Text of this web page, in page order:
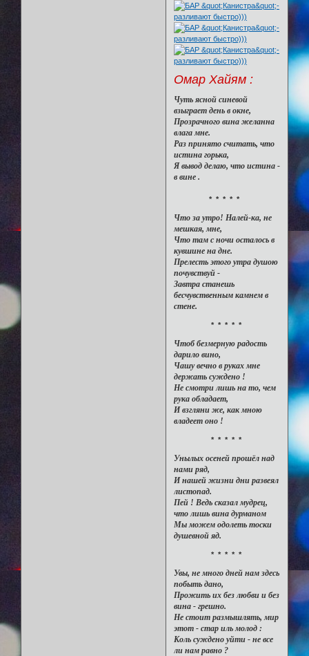
Омар Хайям :
Чуть ясной синевой
взыграет день в окне,
Прозрачного вина желанна
влага мне.
Раз принято считать, что
истина горька,
Я вывод делаю, что истина -
в вине .
* * * * *
Что за утро! Налей-ка, не
мешкая, мне,
Что там с ночи осталось в
кувшине на дне.
Прелесть этого утра душою
почувствуй -
Завтра станешь
бесчувственным камнем в
стене.
* * * * *
Чтоб безмерную радость
дарило вино,
Чашу вечно в руках мне
держать суждено !
Не смотри лишь на то, чем
рука обладает,
И взгляни же, как мною
владеет оно !
* * * * *
Унылых осеней прошёл над
нами ряд,
И нашей жизни дни развеял
листопад.
Пей ! Ведь сказал мудрец,
что лишь вина дурманом
Мы можем одолеть тоски
душевной яд.
* * * * *
Увы, не много дней нам здесь
побыть дано,
Прожить их без любви и без
вина - грешно.
Не стоит размышлять, мир
этот - стар иль молод :
Коль суждено уйти - не все
ли нам равно ?